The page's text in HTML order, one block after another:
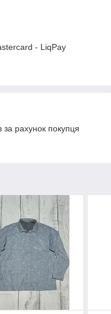
- LiqPay
рахунок покупця